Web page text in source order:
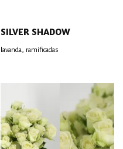
SILVER SHADOW
lavanda, ramificadas